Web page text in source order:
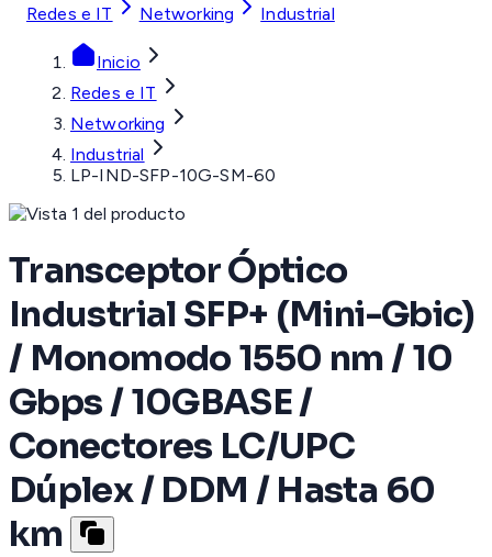
Redes e IT Networking Industrial
Inicio
Redes e IT
Networking
Industrial
LP-IND-SFP-10G-SM-60
Transceptor Óptico
Industrial SFP+ (Mini-Gbic)
/ Monomodo 1550 nm / 10
Gbps / 10GBASE /
Conectores LC/UPC
Dúplex / DDM / Hasta 60
km